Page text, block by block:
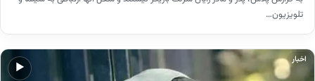
تلویزیون…
▶
اخبار